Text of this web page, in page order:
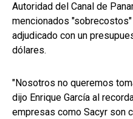
Autoridad del Canal de
mencionados
adjudicado con un
dólares.
"Nosotros no queremos
dijo Enrique García al
empresas como Sacyr son